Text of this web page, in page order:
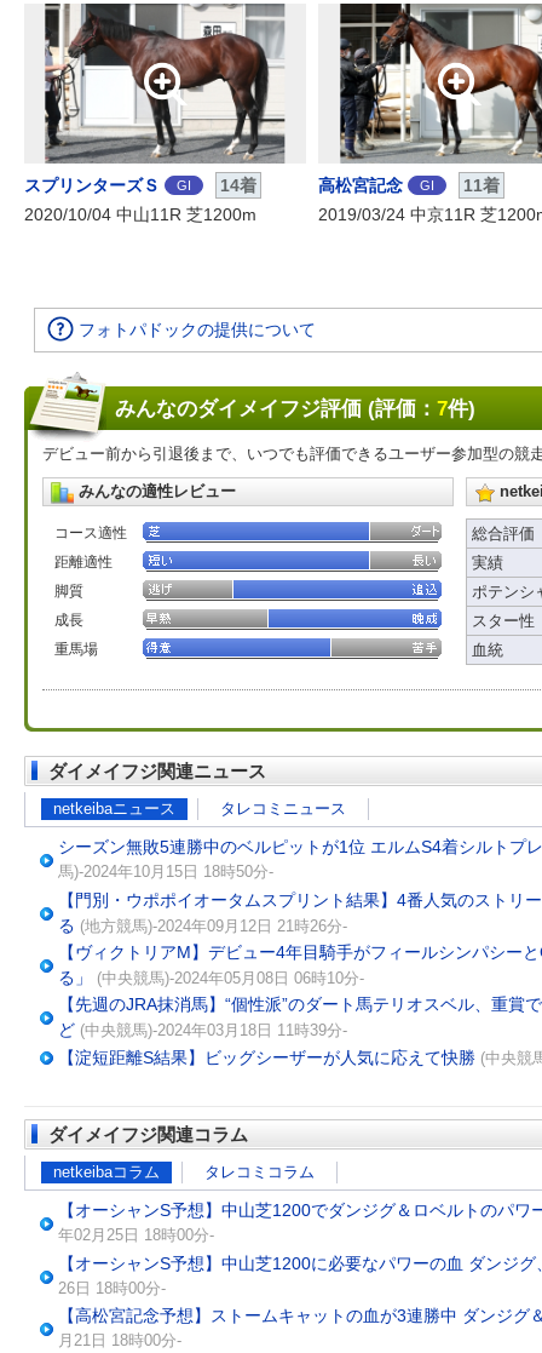
スプリンターズＳ GI
14着
2020/10/04 中山11R 芝1200m
高松宮記念 GI
11着
2019/03/24 中京11R 芝
フォトパドックの提供について
みんなのダイメイフジ評価 (評価： 7件)
デビュー前から引退後まで、いつでも評価できるユーザー参加型の競
みんなの適性レビュー
コース適性
距離適性
脚質
成長
重馬場
総合評価
実績
ポテンシ
スター性
血統
ダイメイフジ関連ニュース
netkeibaニュース タレコミニュース
シーズン無敗5連勝中のベルピットが1位 エルムS4着シルトプ
馬)-2024年10月15日 18時50分-
【門別・ウポポイオータムスプリント結果】4番人気のストリ
る (地方競馬)-2024年09月12日 21時26分-
【ヴィクトリアM】デビュー4年目騎手がフィールシンパシ
る」
(中央競馬)-2024年05月08日 06時10分-
【先週のJRA抹消馬】“個性派”のダート馬テリオスベル、重
ど (中央競馬)-2024年03月18日 11時39分-
【淀短距離S結果】ビッグシーザーが人気に応えて快勝 (中央競
ダイメイフジ関連コラム
netkeibaコラム タレコミコラム
【オーシャンS予想】中山芝1200でダンジグ＆ロベルトのパ
年02月25日 18時00分-
【オーシャンS予想】中山芝1200に必要なパワーの血 ダンジ
26日 18時00分-
【高松宮記念予想】ストームキャットの血が3連勝中 ダンジ
月21日 18時00分-